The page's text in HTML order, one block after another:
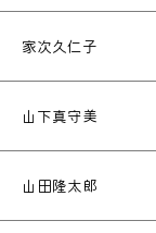
家次久仁子
山下真守美
山田隆太郎